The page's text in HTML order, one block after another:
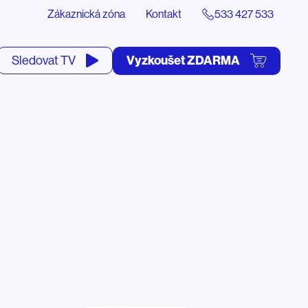
Zákaznická zóna Kontakt 533 427 533
Sledovat TV Vyzkoušet ZDARMA